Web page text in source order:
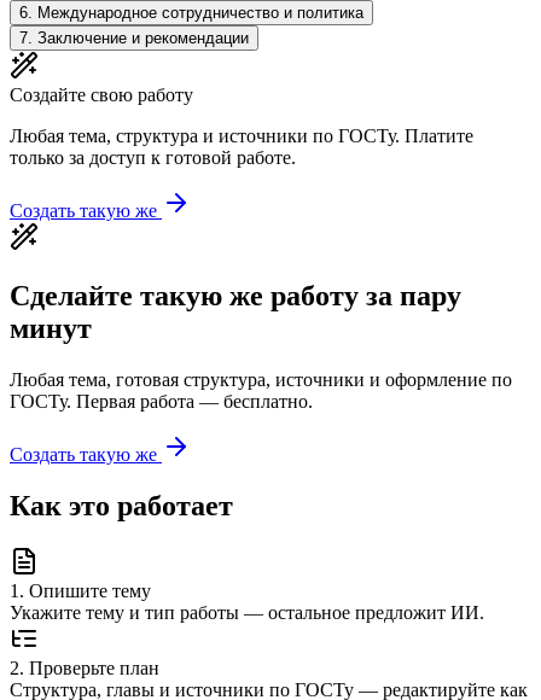
6. Международное сотрудничество и политика
7. Заключение и рекомендации
Создайте свою работу
Любая тема, структура и источники по ГОСТу. Платите
только за доступ к готовой работе.
Создать такую же
Сделайте такую же работу за пару
минут
Любая тема, готовая структура, источники и оформление по
ГОСТу. Первая работа — бесплатно.
Создать такую же
Как это работает
1 . Опишите тему
Укажите тему и тип работы — остальное предложит ИИ.
2. Проверьте план
Структура, главы и источники по ГОСТу — редактируйте как